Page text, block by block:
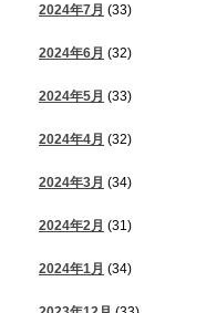
2024年7月 (33)
2024年6月 (32)
2024年5月 (33)
2024年4月 (32)
2024年3月 (34)
2024年2月 (31)
2024年1月 (34)